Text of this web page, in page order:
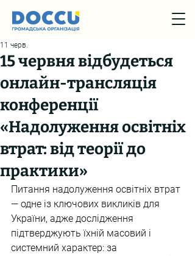
15 червня відбудеться
онлайн-трансляція
конференції
«Надолуження освітніх
втрат: від теорії до
практики»
11 черв.
Питання надолуження освітніх втрат
— одне із ключових викликів для
України, адже дослідження
підтверджують їхній масовий і
системний характер: за